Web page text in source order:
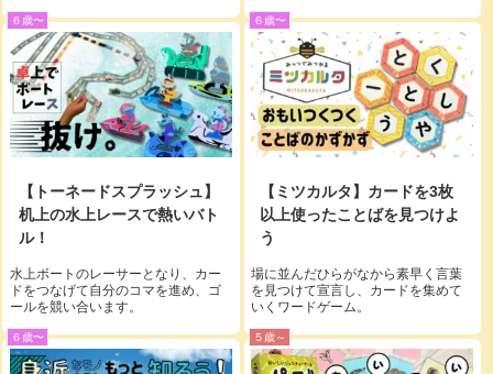
６歳〜
【トーネードスプラッシュ】
机上の水上レースで熱いバト
ル！
水上ボートのレーサーとなり、カー
ドをつなげて自分のコマを進め、ゴ
ールを競い合います。
６歳〜
【ミツカルタ】カードを3枚
以上使ったことばを見つけよ
う
場に並んだひらがなから素早く言葉
を見つけて宣言し、カードを集めて
いくワードゲーム。
６歳〜 ５歳～